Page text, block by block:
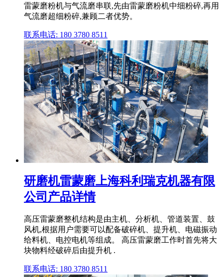
雷蒙磨粉机与气流磨串联,先由雷蒙磨粉机中细粉碎,再用
气流磨超细粉碎,兼顾二者优势。
联系电话: 180 3780 8511
研磨机雷蒙磨上海科利瑞克机器有限
公司产品详情
高压雷蒙磨整机结构是由主机、分析机、管道装置、鼓
风机,根据用户需要可以配备破碎机、提升机、电磁振动
给料机、电控电机等组成。 高压雷蒙磨工作时首先将大
块物料经破碎后由提升机 .
联系电话: 180 3780 8511